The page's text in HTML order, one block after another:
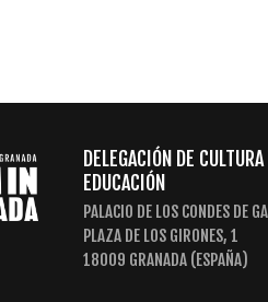
DELEGACIÓN DE
EDUCACIÓN
PALACIO DE LOS CONDES DE
PLAZA DE LOS GIRONES, 1
18009 GRANADA (ESPAÑA)